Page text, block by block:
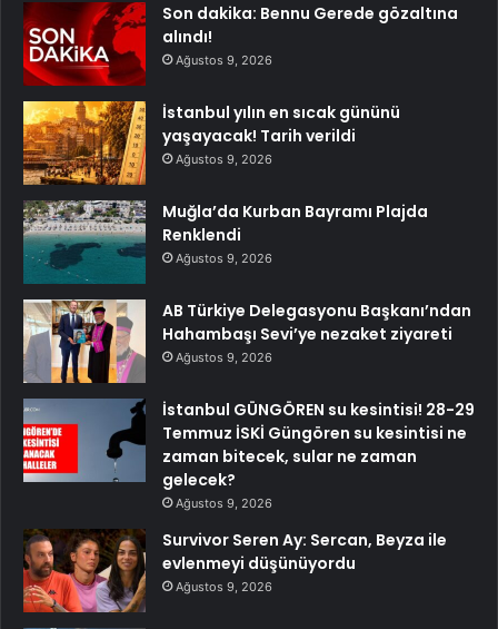
Son dakika: Bennu Gerede gözaltına
alındı!
Ağustos 9, 2026
İstanbul yılın en sıcak gününü
yaşayacak! Tarih verildi
Ağustos 9, 2026
Muğla’da Kurban Bayramı Plajda
Renklendi
Ağustos 9, 2026
AB Türkiye Delegasyonu Başkanı’ndan
Hahambaşı Sevi’ye nezaket ziyareti
Ağustos 9, 2026
İstanbul GÜNGÖREN su kesintisi! 28-29
Temmuz İSKİ Güngören su kesintisi ne
zaman bitecek, sular ne zaman
gelecek?
Ağustos 9, 2026
Survivor Seren Ay: Sercan, Beyza ile
evlenmeyi düşünüyordu
Ağustos 9, 2026